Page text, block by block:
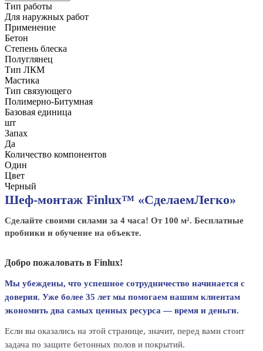
Тип работы
Для наружных работ
Применение
Бетон
Степень блеска
Полуглянец
Тип ЛКМ
Мастика
Тип связующего
Полимерно-Битумная
Базовая единица
шт
Запах
Да
Количество компонентов
Один
Цвет
Черный
Шеф-монтаж Finlux™ «СделаемЛегко»
Сделайте своими силами за 4 часа! От 100 м². Бесплатные
пробники и обучение на объекте.
Добро пожаловать в Finlux!
Мы убеждены, что успешное сотрудничество начинается с
доверия. Уже более 35 лет мы помогаем нашим клиентам
экономить два самых ценных ресурса — время и деньги.
Если вы оказались на этой странице, значит, перед вами стоит
задача по защите бетонных полов и покрытий.